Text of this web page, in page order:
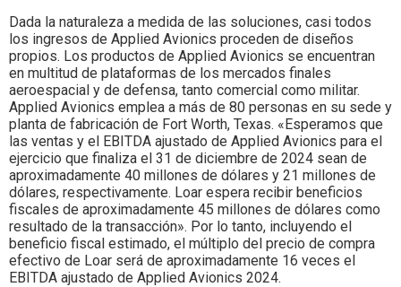
Dada la naturaleza a medida de las soluciones, casi todos
los ingresos de Applied Avionics proceden de diseños
propios. Los productos de Applied Avionics se encuentran
en multitud de plataformas de los mercados finales
aeroespacial y de defensa, tanto comercial como militar.
Applied Avionics emplea a más de 80 personas en su sede y
planta de fabricación de Fort Worth, Texas. «Esperamos que
las ventas y el EBITDA ajustado de Applied Avionics para el
ejercicio que finaliza el 31 de diciembre de 2024 sean de
aproximadamente 40 millones de dólares y 21 millones de
dólares, respectivamente. Loar espera recibir beneficios
fiscales de aproximadamente 45 millones de dólares como
resultado de la transacción». Por lo tanto, incluyendo el
beneficio fiscal estimado, el múltiplo del precio de compra
efectivo de Loar será de aproximadamente 16 veces el
EBITDA ajustado de Applied Avionics 2024.